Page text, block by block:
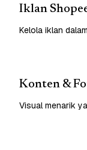
Iklan
Kelola iklan
Konten &
Visual menarik